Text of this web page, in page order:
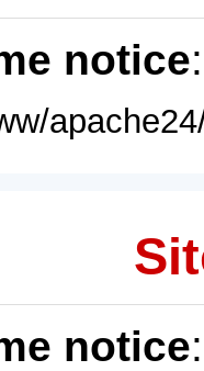
notice
notice